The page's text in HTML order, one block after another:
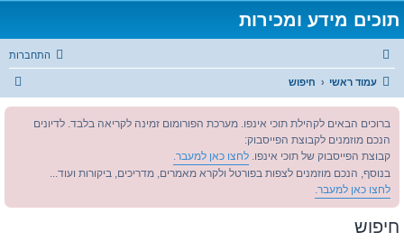
תוכים מידע ומכירות
התחברות
עמוד ראשי חיפוש
ברוכים הבאים לקהילת תוכי אינפו. מערכת הפורומום זמינה לקריאה בלבד. לדיונים
הנכם מוזמנים לקבוצת הפייסבוק:
קבוצת הפייסבוק של תוכי אינפו. לחצו כאן למעבר.
בנוסף, הנכם מוזמנים לצפות בפורטל ולקרא מאמרים, מדריכים, ביקורות ועוד...
לחצו כאן למעבר.
חיפוש